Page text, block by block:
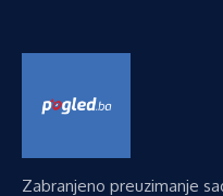
Zabranjeno preuzimanje